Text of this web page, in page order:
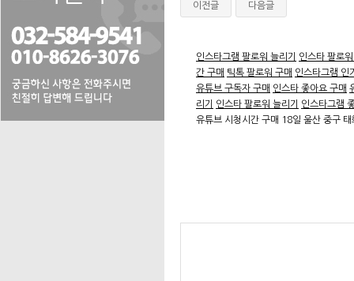
이전글 다음글
인스타그램 팔로워 늘리기
인스타 팔로
간 구매 틱톡 팔로워 구매 인스타그램 인
유튜브 구독자 구매 인스타 좋아요 구매
리기
인스타 팔로워 늘리기
인스타그램
유튜브 시청시간 구매 18일 울산 중구 태